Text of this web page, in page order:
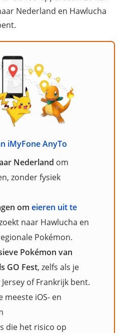
Nederland en Hawlucha
iMyFone AnyTo
Nederland om
zonder fysiek
om eieren uit te
naar Hawlucha en
Pokémon.
Pokémon van
GO Fest, zelfs als je
of Frankrijk bent.
meeste iOS- en
die het risico op